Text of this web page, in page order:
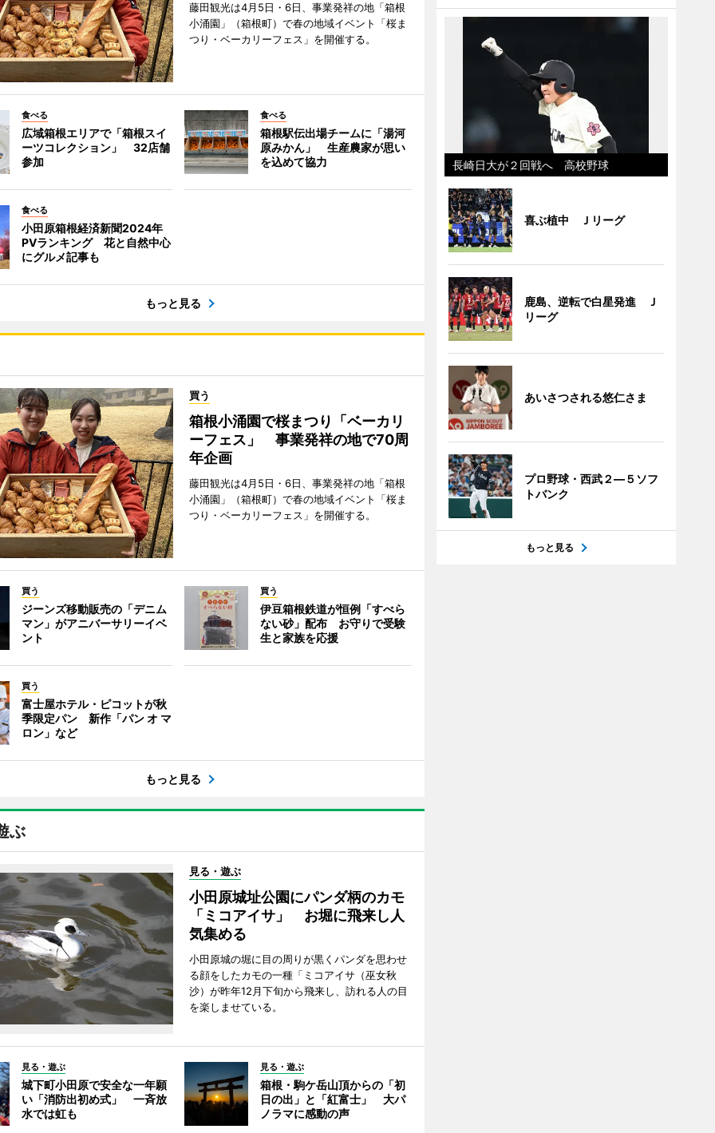
藤田観光は4月5日・6日、事業発祥の地「箱根
小涌園」（箱根町）で春の地域イベント「桜ま
つり・ベーカリーフェス」を開催する。
食べる
広域箱根エリアで「箱根スイ
ーツコレクション」 32店舗
参加
食べる
箱根駅伝出場チームに「湯河
原みかん」 生産農家が思い
を込めて協力
食べる
小田原箱根経済新聞2024年
PVランキング 花と自然中心
にグルメ記事も
もっと見る
買う
箱根小涌園で桜まつり「ベーカリ
ーフェス」 事業発祥の地で70周
年企画
藤田観光は4月5日・6日、事業発祥の地「箱根
小涌園」（箱根町）で春の地域イベント「桜ま
つり・ベーカリーフェス」を開催する。
買う
ジーンズ移動販売の「デニム
マン」がアニバーサリーイベ
ント
買う
伊豆箱根鉄道が恒例「すべら
ない砂」配布 お守りで受験
生と家族を応援
買う
富士屋ホテル・ピコットが秋
季限定パン 新作「パン オ マ
ロン」など
もっと見る
ぶ
見る・遊ぶ
小田原城址公園にパンダ柄のカモ
「ミコアイサ」 お堀に飛来し人
気集める
小田原城の堀に目の周りが黒くパンダを思わせ
る顔をしたカモの一種「ミコアイサ（巫女秋
沙）が昨年12月下旬から飛来し、訪れる人の目
を楽しませている。
見る・遊ぶ
城下町小田原で安全な一年願
い「消防出初め式」 一斉放
水では虹も
見る・遊ぶ
箱根・駒ケ岳山頂からの「初
日の出」と「紅富士」 大パ
ノラマに感動の声
長崎日大が２回戦へ 高校野球
喜ぶ植中 Ｊリーグ
鹿島、逆転で白星発進 Ｊ
リーグ
あいさつされる悠仁さま
プロ野球・西武２―５ソフ
トバンク
もっと見る